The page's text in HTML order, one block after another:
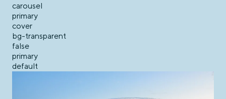
carousel
primary
cover
bg-transparent
false
primary
default